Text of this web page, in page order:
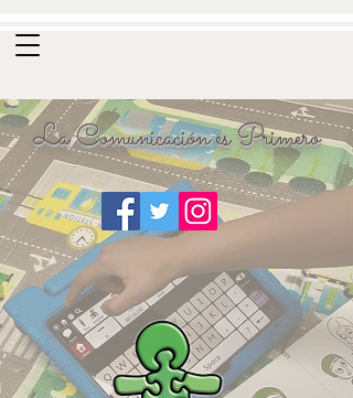
La Comunicación es Primero